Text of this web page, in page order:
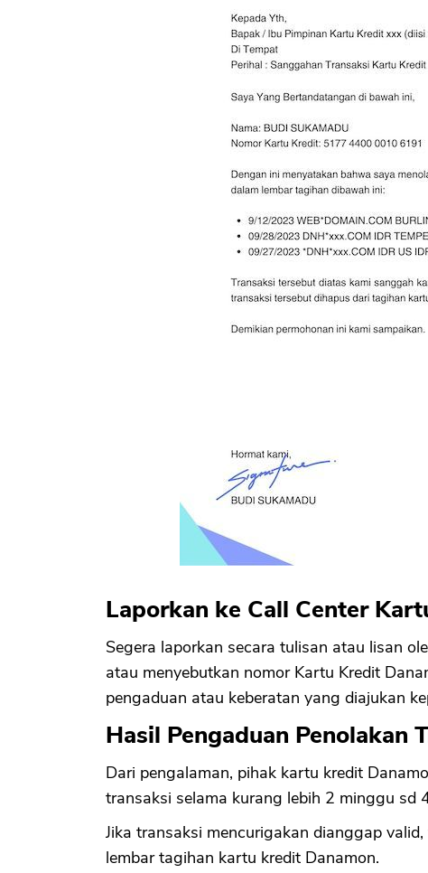
Laporkan ke Call Center
Segera laporkan secara tulisan atau lisan
atau menyebutkan nomor Kartu Kredit
pengaduan atau keberatan yang diajukan
Hasil Pengaduan Penolakan
Dari pengalaman, pihak kartu kredit
transaksi selama kurang lebih 2 minggu sd
Jika transaksi mencurigakan dianggap
lembar tagihan kartu kredit Danamon.